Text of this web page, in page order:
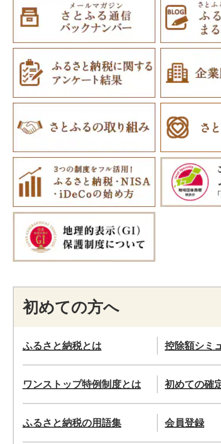
初めての方へ
ふるさと納税とは 控除額シミ
ワンストップ特例制度とは 初めての確
ふるさと納税の用語集 会員登録